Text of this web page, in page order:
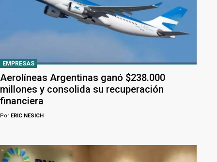
EMPRESAS
Aerolíneas Argentinas ganó $238.000
millones y consolida su recuperación
financiera
Por ERIC NESICH